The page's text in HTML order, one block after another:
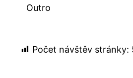
Outro
Počet návštěv stránky: